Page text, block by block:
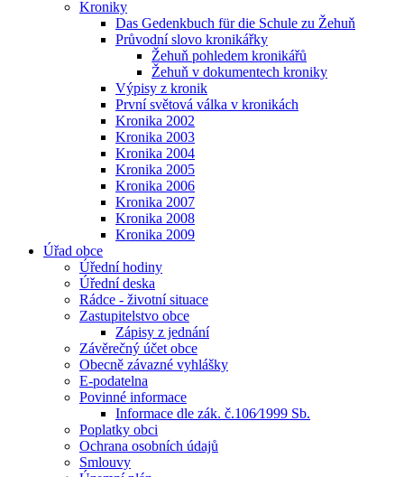
Kroniky
Das Gedenkbuch für die Schule zu Žehuň
Průvodní slovo kronikářky
Žehuň pohledem kronikářů
Žehuň v dokumentech kroniky
Výpisy z kronik
První světová válka v kronikách
Kronika 2002
Kronika 2003
Kronika 2004
Kronika 2005
Kronika 2006
Kronika 2007
Kronika 2008
Kronika 2009
Úřad obce
Úřední hodiny
Úřední deska
Rádce - životní situace
Zastupitelstvo obce
Zápisy z jednání
Závěrečný účet obce
Obecně závazné vyhlášky
E-podatelna
Povinné informace
Informace dle zák. č.106⁄1999 Sb.
Poplatky obci
Ochrana osobních údajů
Smlouvy